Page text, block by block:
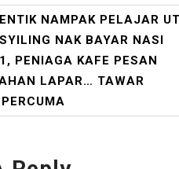
NAMPAK PELAJAR
NAK BAYAR NASI
PENIAGA KAFE PESAN
LAPAR… TAWAR